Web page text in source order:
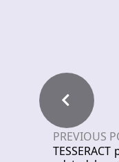
PREVIOUS
TESSERACT